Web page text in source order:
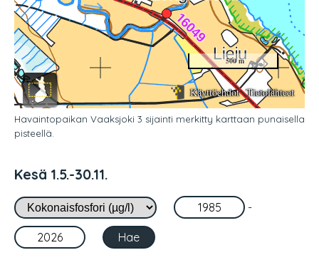
Havaintopaikan Vaaksjoki 3 sijainti merkitty karttaan punaisella
pisteellä.
Kesä 1.5.-30.11.
-